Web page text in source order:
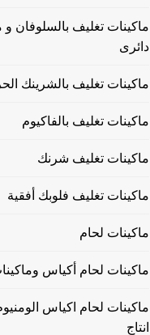
ماكينات تغليف بالسلوفان
دائرى
ماكينات تغليف بالشرينك
ماكينات تغليف بالفاكيوم
ماكينات تغليف شرنك
ماكينات تغليف فلوبك أفقية
ماكينات لحام
ماكينات لحام أكياس
ماكينات لحام اكياس
انتاج